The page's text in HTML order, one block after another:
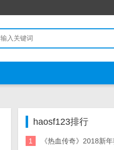
haosf123排行
1 《热血传奇》2018新年